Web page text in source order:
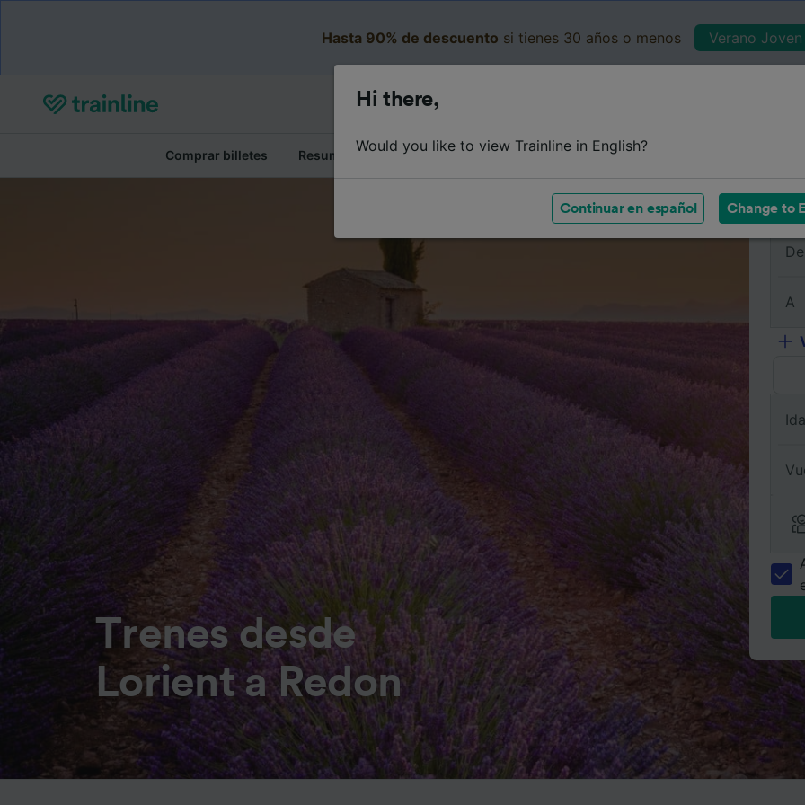
Hasta 90% de descuento si tienes 30 años o menos Verano
Comprar billetes Resumen del viaje Horarios Clases Servicios a bordo
Trenes desde
Lorient a Redon
De
A
Ida
Hi there,
Would you like to view Trainline in English?
Continuar en español Change to